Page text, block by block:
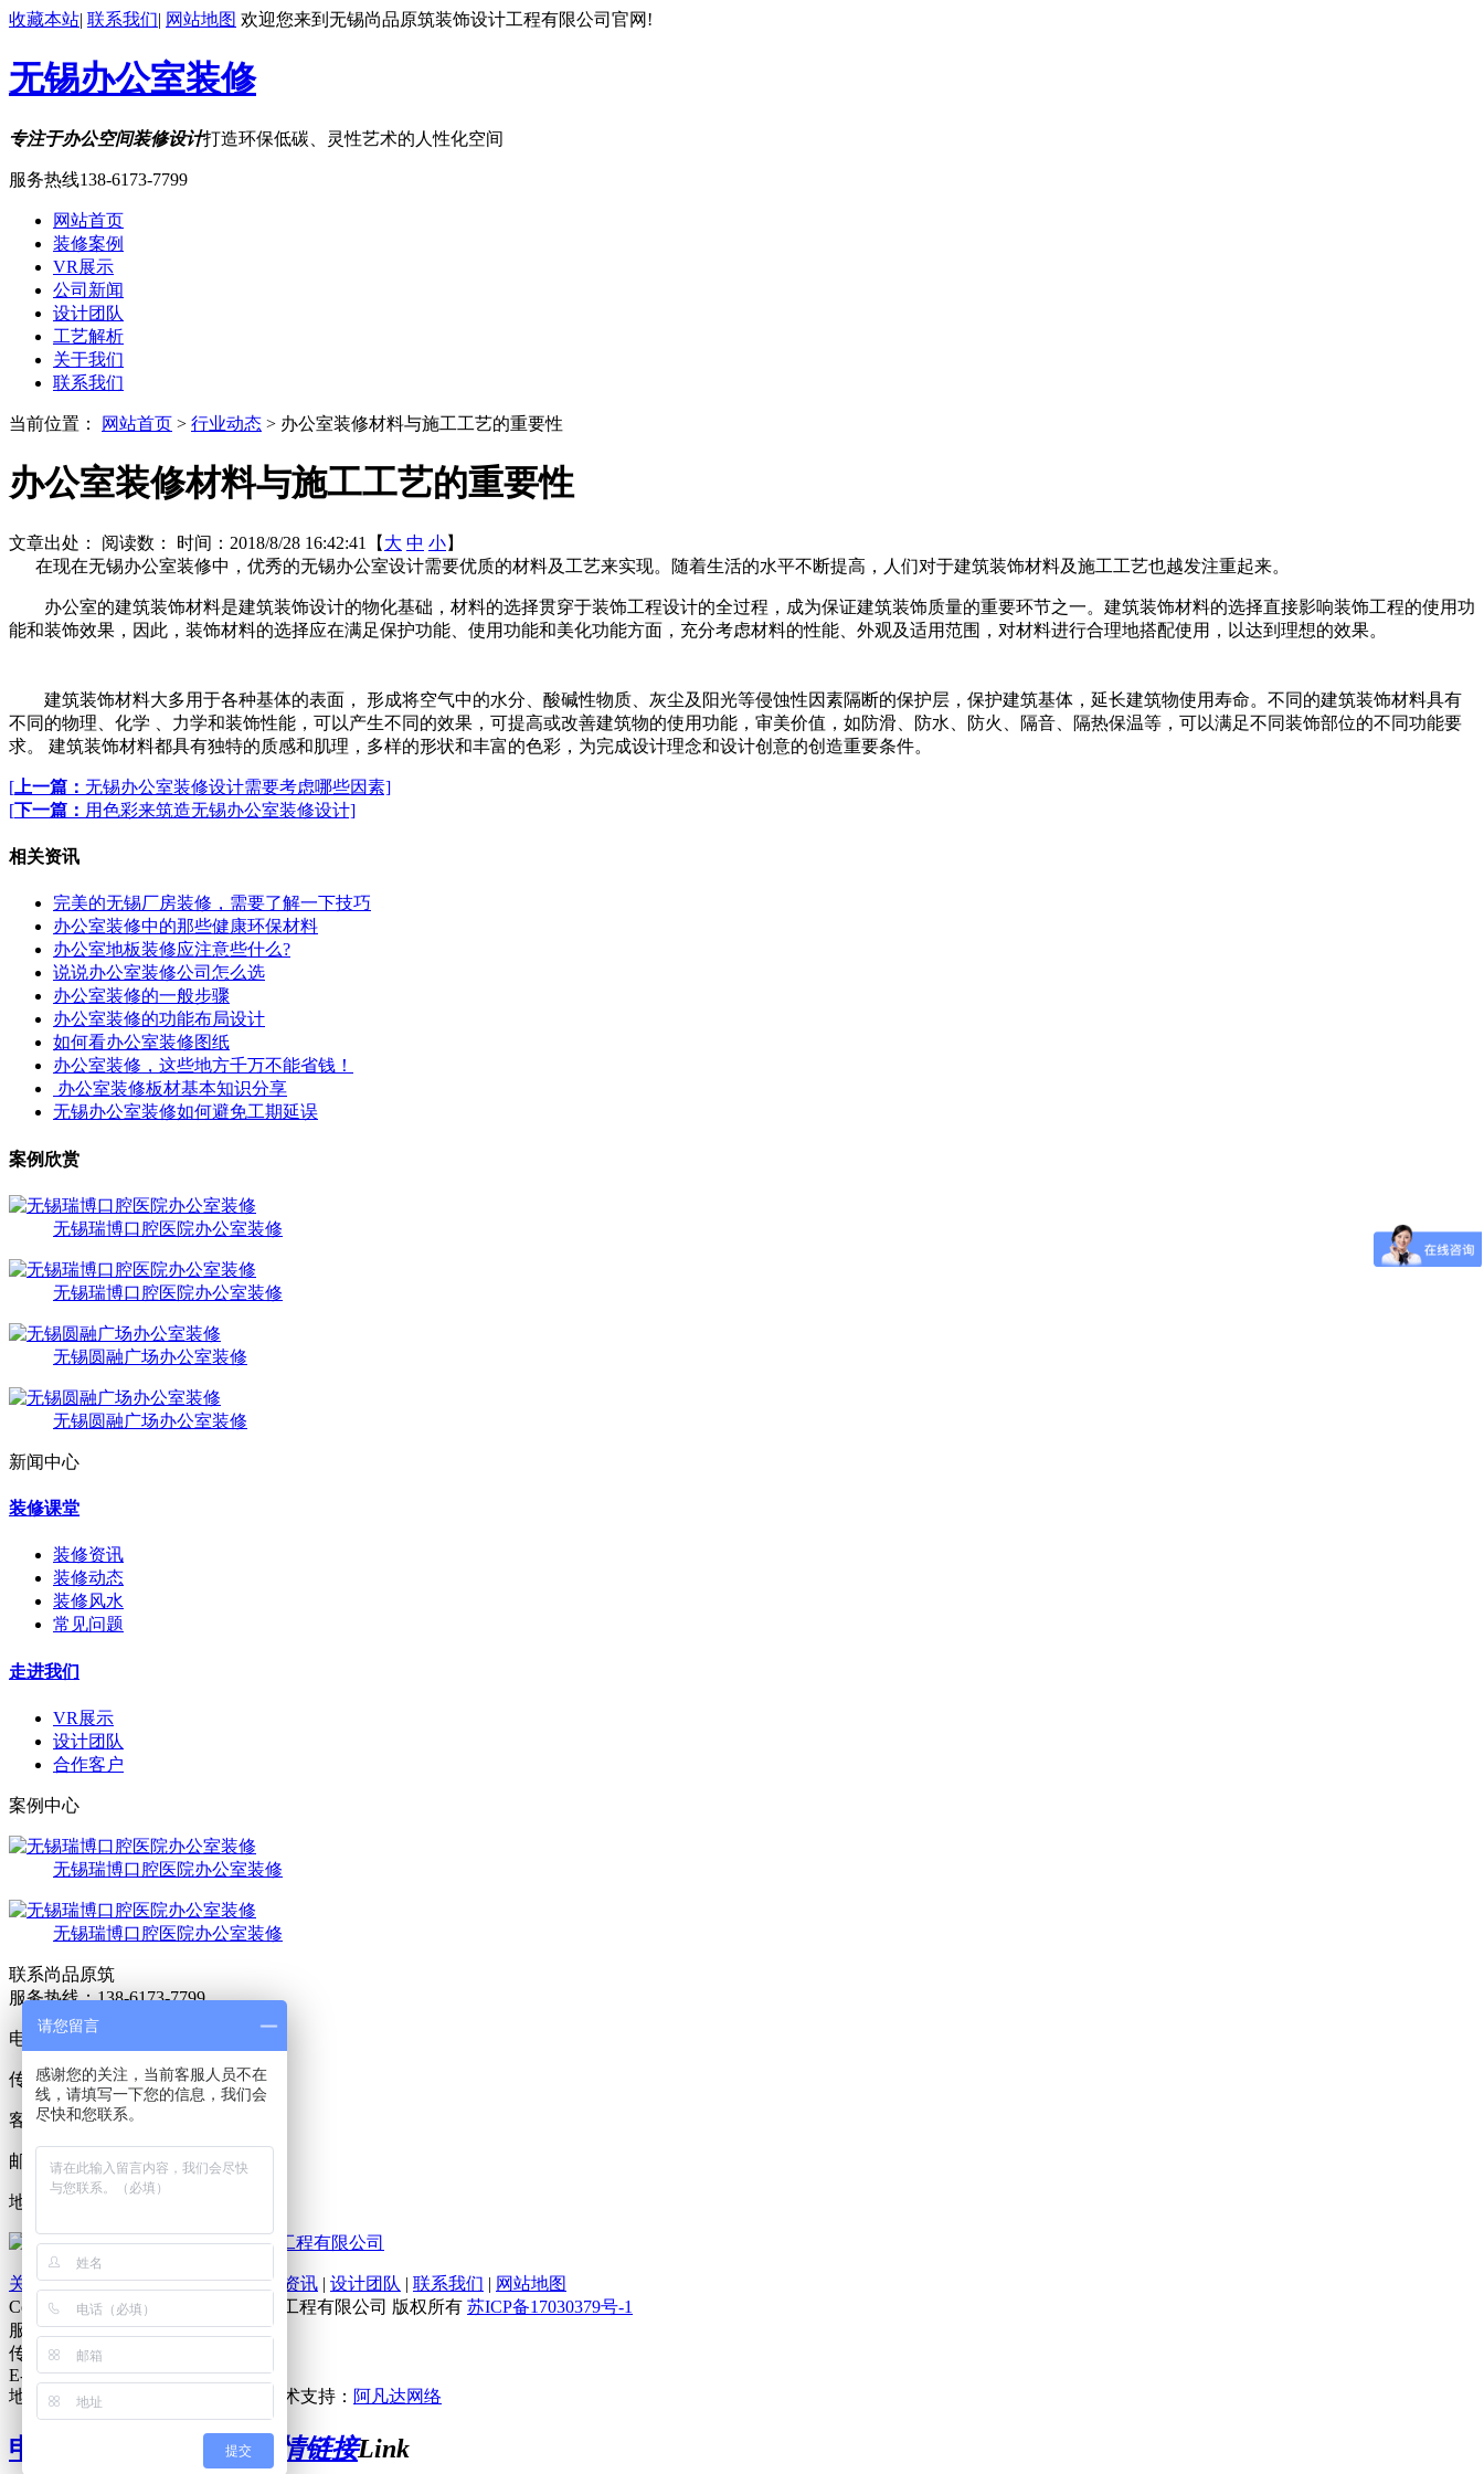
收藏本站| 联系我们| 网站地图 欢迎您来到无锡尚品原筑装饰设计工程有限公司官网!
无锡办公室装修
专注于办公空间装修设计打造环保低碳、灵性艺术的人性化空间
服务热线138-6173-7799
网站首页
装修案例
VR展示
公司新闻
设计团队
工艺解析
关于我们
联系我们
当前位置： 网站首页 > 行业动态 > 办公室装修材料与施工工艺的重要性
办公室装修材料与施工工艺的重要性
文章出处： 阅读数： 时间：2018/8/28 16:42:41【 大 中 小】
在现在无锡办公室装修中，优秀的无锡办公室设计需要优质的材料及工艺来实现。随着生活的水平不断提高，人们对于建筑装饰材料及施工工艺也越发注重起来。
办公室的建筑装饰材料是建筑装饰设计的物化基础，材料的选择贯穿于装饰工程设计的全过程，成为保证建筑装饰质量的重要环节之一。建筑装饰材料的选择直接影响装饰工程的使用功
能和装饰效果，因此，装饰材料的选择应在满足保护功能、使用功能和美化功能方面，充分考虑材料的性能、外观及适用范围，对材料进行合理地搭配使用，以达到理想的效果。
建筑装饰材料大多用于各种基体的表面， 形成将空气中的水分、酸碱性物质、灰尘及阳光等侵蚀性因素隔断的保护层，保护建筑基体，延长建筑物使用寿命。不同的建筑装饰材料具有
不同的物理、化学 、力学和装饰性能，可以产生不同的效果，可提高或改善建筑物的使用功能，审美价值，如防滑、防水、防火、隔音、隔热保温等，可以满足不同装饰部位的不同功能要
求。 建筑装饰材料都具有独特的质感和肌理，多样的形状和丰富的色彩，为完成设计理念和设计创意的创造重要条件。
[ 上一篇： 无锡办公室装修设计需要考虑哪些因素]
[下一篇： 用色彩来筑造无锡办公室装修设计]
相关资讯
完美的无锡厂房装修，需要了解一下技巧
办公室装修中的那些健康环保材料
办公室地板装修应注意些什么?
说说办公室装修公司怎么选
办公室装修的一般步骤
办公室装修的功能布局设计
如何看办公室装修图纸
办公室装修，这些地方千万不能省钱！
办公室装修板材基本知识分享
无锡办公室装修如何避免工期延误
案例欣赏
无锡瑞博口腔医院办公室装修
无锡瑞博口腔医院办公室装修
无锡圆融广场办公室装修
无锡圆融广场办公室装修
新闻中心
装修课堂
装修资讯
装修动态
装修风水
常见问题
走进我们
VR展示
设计团队
合作客户
案例中心
无锡瑞博口腔医院办公室装修
无锡瑞博口腔医院办公室装修
联系尚品原筑
服务热线：138-6173-7799
电话：400-1660-130
传真：
客服QQ：55438781
邮箱：55438781@qq.com
地址：无锡市名品城A1栋1820号
无锡尚品原筑装饰设计工程有限公司
关于我们|装饰案例|VR展示|装修资讯 | 设计团队 | 联系我们 | 网站地图
Copyright @ 2015无锡尚品原筑设计工程有限公司 版权所有 苏ICP备17030379号-1
服务热线：138-6173-7799
传真：
E-mail: 55438781@qq.com
地址：无锡市名品城A1栋1820号 技术支持： 阿凡达网络
申请友情链接入口>> 友情链接Link
请您留言
感谢您的关注，当前客服人员不在
线，请填写一下您的信息，我们会
尽快和您联系。
提交